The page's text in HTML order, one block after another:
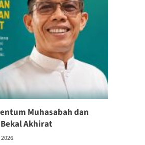
Muhasabah dan
Akhirat